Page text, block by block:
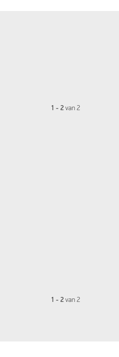
1 - 2 van2
1 - 2 van2